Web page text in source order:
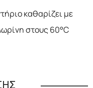
καθαρίζει με
στους 60°C